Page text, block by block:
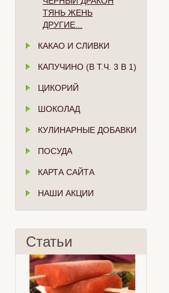
ТЯНЬ ЖЕНЬ
ДРУГИЕ...
КАКАО И СЛИВКИ
КАПУЧИНО (В Т.Ч. 3 В 1)
ЦИКОРИЙ
ШОКОЛАД
КУЛИНАРНЫЕ ДОБАВКИ
ПОСУДА
КАРТА САЙТА
НАШИ АКЦИИ
Статьи